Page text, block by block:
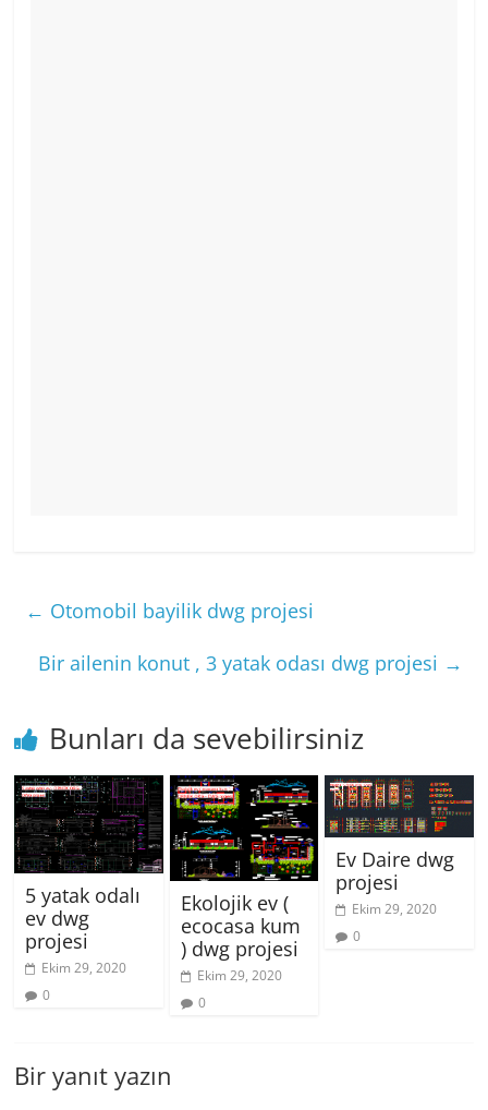
← Otomobil bayilik dwg projesi
Bir ailenin konut , 3 yatak odası dwg projesi →
Bunları da sevebilirsiniz
5 yatak odalı
ev dwg
projesi
Ekim 29, 2020
0
Ekolojik ev (
ecocasa kum
) dwg projesi
Ekim 29, 2020
0
Ev Daire dwg
projesi
Ekim 29, 2020
0
Bir yanıt yazın